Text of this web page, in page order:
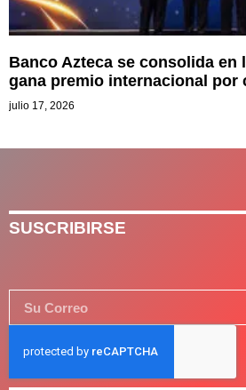
Banco Azteca se consolida en
gana premio internacional por
julio 17, 2026
SUSCRIBIRSE